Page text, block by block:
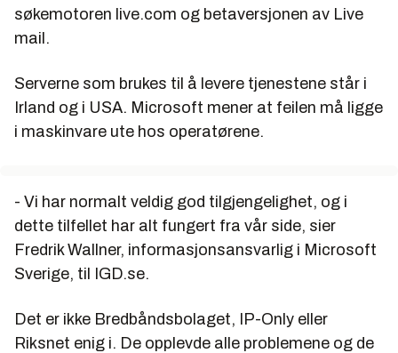
søkemotoren live.com og betaversjonen av Live
mail.
Serverne som brukes til å levere tjenestene står i
Irland og i USA. Microsoft mener at feilen må ligge
i maskinvare ute hos operatørene.
- Vi har normalt veldig god tilgjengelighet, og i
dette tilfellet har alt fungert fra vår side, sier
Fredrik Wallner, informasjonsansvarlig i Microsoft
Sverige, til IGD.se.
Det er ikke Bredbåndsbolaget, IP-Only eller
Riksnet enig i. De opplevde alle problemene og de